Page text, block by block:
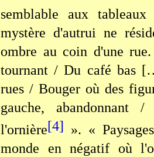
semblable aux
mystère d'autrui ne
ombre au coin d'une
tournant / Du café bas
rues / Bouger où des
gauche, abandonnant
l'ornière[4] ». «
monde en négatif où